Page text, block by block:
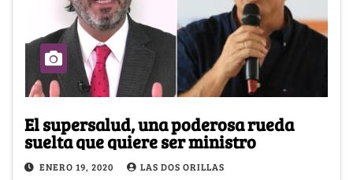
El supersalud, una poderosa rueda
suelta que quiere ser ministro
ENERO 19, 2020 LAS DOS ORILLAS